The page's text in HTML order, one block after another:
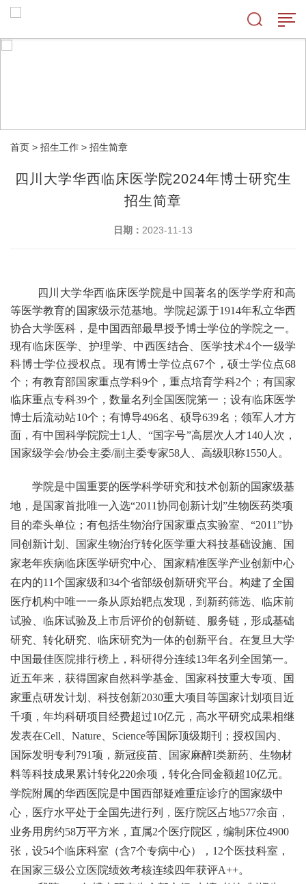
首页 > 招生工作 > 招生简章
四川大学华西临床医学院2024年博士研究生
招生简章
日期： 2023-11-13
四川大学华西临床医学院是中国著名的医学学府和高
等医学教育的国家级示范基地。学院起源于1914年私立华西
协合大学医科，是中国西部最早授予博士学位的学院之一。
现有临床医学、 护理学、 中西医结合、 医学技术4个一级学
科博士学位授权点 。现有博士学位点67个，硕士学位点68
个 ；有教育部国家重点学科9个 ，重点培育学科2个；有国家
临床重点专科39个，数量名列全国医院第一；设有临床医学
博士后流动站10个 ；有博导496名、硕导639名；领军人才方
面，有中国科学院院士1人、“国字号”高层次人才140人次，
国家级学会/协会主委/副主委专家58 人、高级职称1 550 人。
学院是中国重要的医学科学研究和技术创新的国家级基
地，是国家首批唯一入选“2011协同创新计划 ”生物医药类项
目的牵头单位； 有包括生物治疗国家重点实验室、 “2011”协
同创新计划、国家生物治疗转化医学重大科技基础设施、国
家老年疾病临床医学研究中心、国家精准医学产业创新中心
在内的11个国家级和34个省部级创新研究平台。构建了全国
医疗机构中唯一一条从原始靶点发现，到新药筛选、临床前
试验、临床试验及上市后评价的创新链、服务链，形成基础
研究、转化研究、临床研究为一体的创新平台。 在复旦大学
中国最佳医院排行榜上，科研得分连续13年名列全国第一。
近五年来，获得国家自然科学基金、国家科技重大专项、国
家重点研发计划、科技创新2030重大项目等国家计划项目近
千项，年均科研项目经费超过10亿元，高水平研究成果相继
发表在Cell、Nature、Science等国际顶级期刊；授权国内、
国际发明专利791项，新冠疫苗、国家麻醉I类新药、生物材
料等科技成果累计转化220余项，转化合同金额超10亿元。
学院附属的华西医院是中国西部疑难重症诊疗的国家级中
心，医疗水平处于全国先进行列，医疗院区占地577余亩，
业务用房约58万平方米，直属2个医疗院区，编制床位4900
张，设54个临床科室（含7个专病中心）， 12个医技科室，
在国家三级公立医院绩效考核连续四年获评A++。